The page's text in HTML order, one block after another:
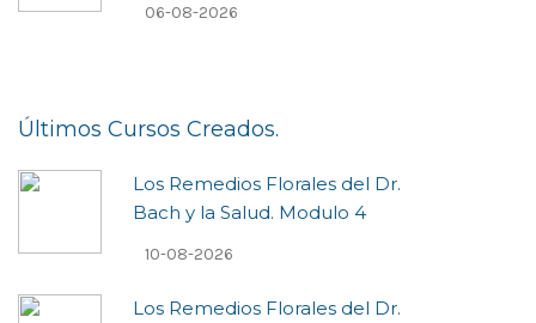
06-08-2026
Últimos Cursos Creados.
Los Remedios Florales del Dr.
Bach y la Salud. Modulo 4
10-08-2026
Los Remedios Florales del Dr.